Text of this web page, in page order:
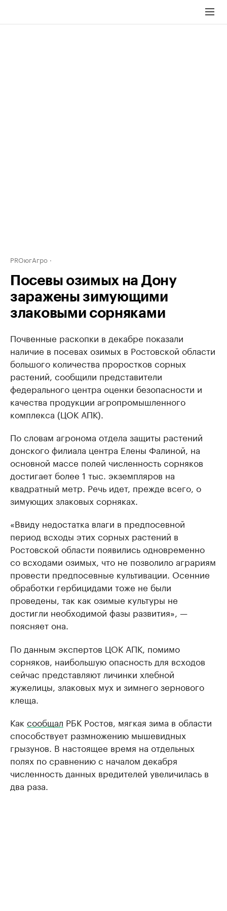
PROюгАгро
Посевы озимых на Дону
заражены зимующими
злаковыми сорняками
Почвенные раскопки в декабре показали
наличие в посевах озимых в Ростовской области
большого количества проростков сорных
растений, сообщили представители
федерального центра оценки безопасности и
качества продукции агропромышленного
комплекса (ЦОК АПК).
По словам агронома отдела защиты растений
донского филиала центра Елены Фалиной, на
основной массе полей численность сорняков
достигает более 1 тыс. экземпляров на
квадратный метр. Речь идет, прежде всего, о
зимующих злаковых сорняках.
«Ввиду недостатка влаги в предпосевной
период всходы этих сорных растений в
Ростовской области появились одновременно
со всходами озимых, что не позволило аграриям
провести предпосевные культивации. Осенние
обработки гербицидами тоже не были
проведены, так как озимые культуры не
достигли необходимой фазы развития», —
поясняет она.
По данным экспертов ЦОК АПК, помимо
сорняков, наибольшую опасность для всходов
сейчас представляют личинки хлебной
жужелицы, злаковых мух и зимнего зернового
клеща.
Как сообщал РБК Ростов, мягкая зима в области
способствует размножению мышевидных
грызунов. В настоящее время на отдельных
полях по сравнению с началом декабря
численность данных вредителей увеличилась в
два раза.